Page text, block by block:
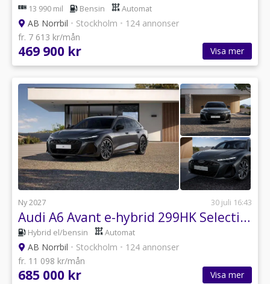
13 990 mil Bensin Automat
AB Norrbil • Stockholm • 124 annonser
fr. 7 613 kr/mån
469 900 kr Visa mer
Ny 2027 30 juli 16:43
Audi A6 Avant e-hybrid 299HK Selection Edition Kampanj!
Hybrid el/bensin Automat
AB Norrbil • Stockholm • 124 annonser
fr. 11 098 kr/mån
685 000 kr Visa mer